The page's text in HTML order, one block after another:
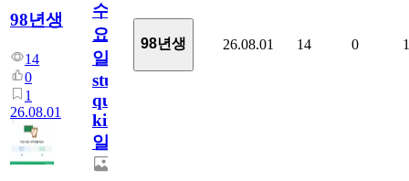
98년생
14
0
1
26.08.01
수
요
일/English
study
quiz
king771
일
98년생 26.08.01 14 0 1